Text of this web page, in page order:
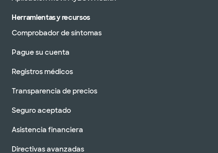
Herramientas y recursos
Comprobador de síntomas
Pague su cuenta
Registros médicos
Transparencia de precios
Seguro aceptado
Asistencia financiera
Directivas avanzadas